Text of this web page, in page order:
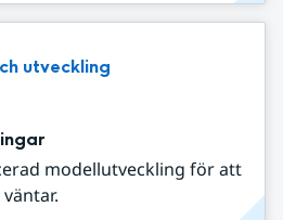
utveckling
modellutveckling för att